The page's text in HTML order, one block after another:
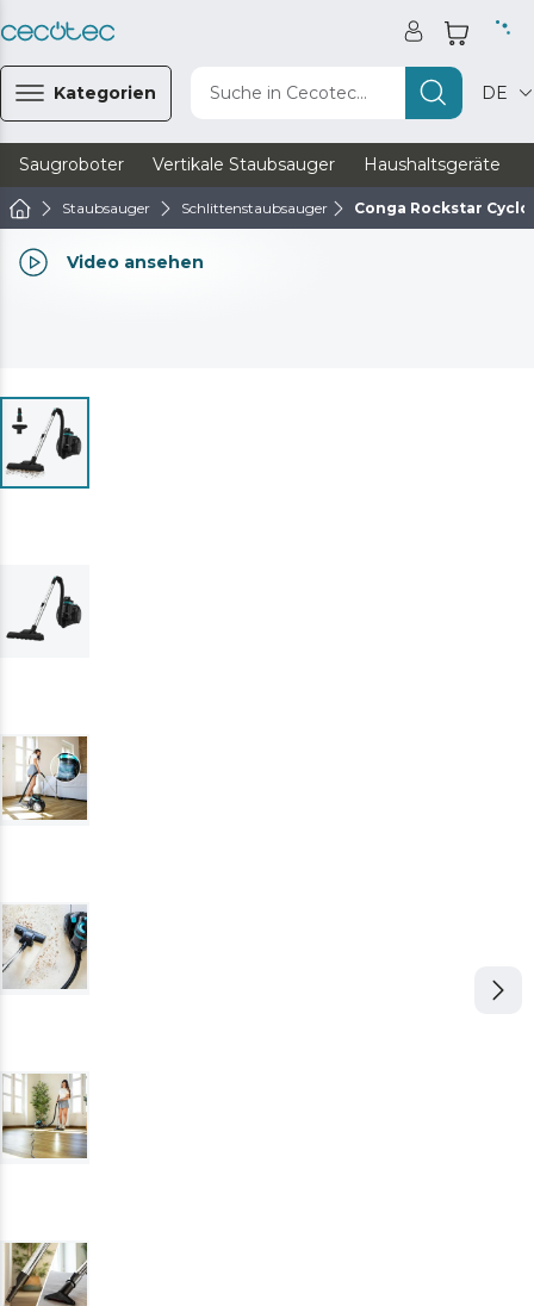
Kategorien Suche in Cecotec... DE
Saugroboter Vertikale Staubsauger Haushaltsgeräte
Staubsauger Schlittenstaubsauger Conga Rockstar
Video ansehen